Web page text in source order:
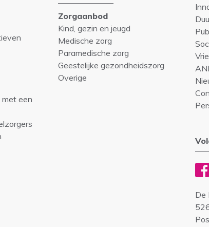
een
Zorgaanbod
Kind, gezin en jeugd
Medische zorg
Paramedische zorg
Geestelijke gezondheidszorg
Overige
De